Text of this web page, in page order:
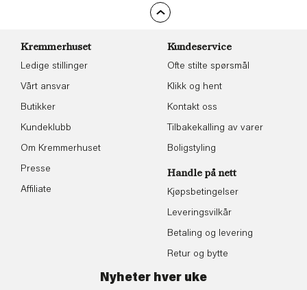
Kremmerhuset
Ledige stillinger
Vårt ansvar
Butikker
Kundeklubb
Om Kremmerhuset
Presse
Affiliate
Kundeservice
Ofte stilte spørsmål
Klikk og hent
Kontakt oss
Tilbakekalling av varer
Boligstyling
Handle på nett
Kjøpsbetingelser
Leveringsvilkår
Betaling og levering
Retur og bytte
Nyheter hver uke